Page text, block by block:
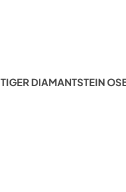
DIAMANTSTEIN